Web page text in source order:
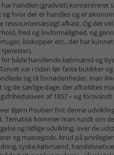
handlen (gradvist) koncentreret
og hvor der er handles og er
ressourcemæssigt afkast. Og det
fred og lovformelighed, og
biskopper etc., der har
både handlende købmænd og
var i tiden før faste butikker
sig til fornødenheder, man
og de særlige dage, der afholdtes
af 1857 – og
Bjørn Poulsen fint denne
Tematisk kommer man rundt om
og tidlige udvikling, over de
og massegods, brud på
tyske købmænd,